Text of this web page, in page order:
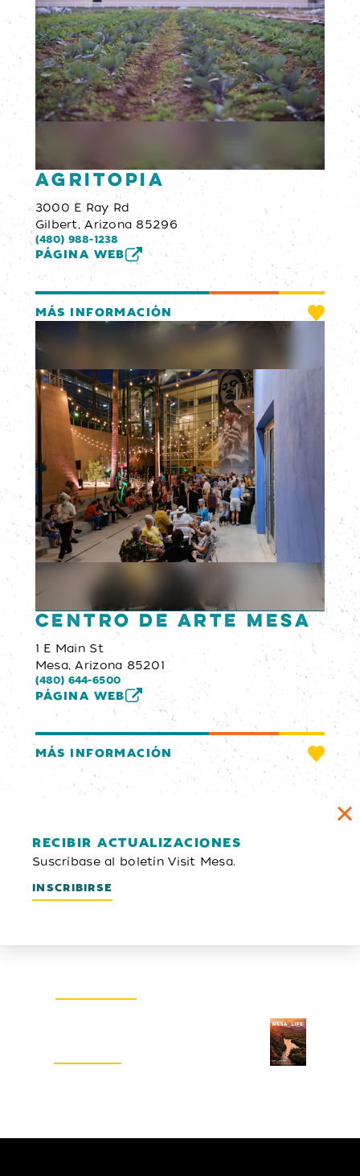
Agritopia
3000 E Ray Rd
Gilbert, Arizona 85296
(480) 988-1238
PÁGINA WEB
MÁS INFORMACIÓN
Centro de Arte Mesa
1 E Main St
Mesa, Arizona 85201
(480) 644-6500
PÁGINA WEB
MÁS INFORMACIÓN
RECIBIR ACTUALIZACIONES
Suscríbase al boletín Visit Mesa.
INSCRIBIRSE